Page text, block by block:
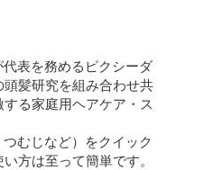
表を務めるピクシーダ
髪研究を組み合わせ共
る家庭用ヘアケア・ス
むじなど）をクイック
方は至って簡単です。